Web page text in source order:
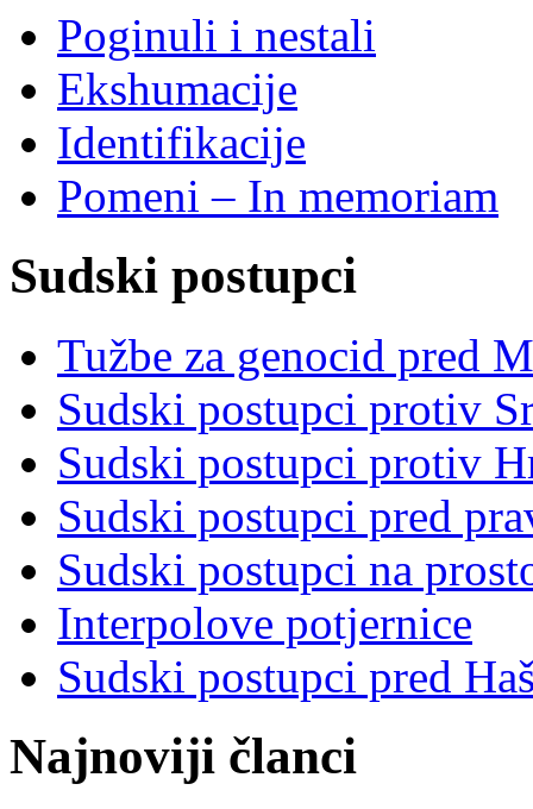
Poginuli i nestali
Ekshumacije
Identifikacije
Pomeni – In memoriam
Sudski postupci
Tužbe za genocid pred
Sudski postupci protiv
Sudski postupci protiv
Sudski postupci pred
Sudski postupci na
Interpolove potjernice
Sudski postupci pred
Najnoviji članci